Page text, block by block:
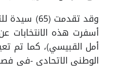
أسفرت هذه الانتخابات
أمل القبيسي)، كما تم